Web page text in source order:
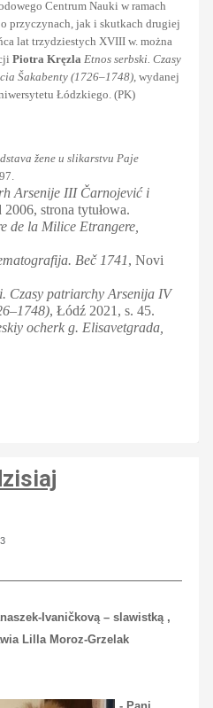
Centrum Nauki w ramach
przyczynach, jak i skutkach drugiej
lat trzydziestych XVIII w. można
Piotra Kręzla Etnos serbski. Czasy
Šakabenty (1726–1748) , wydanej
Łódzkiego. (PK)
žene u slikarstvu Paje
Arsenije III Čarnojević i
2006, strona tytułowa.
de la Milice Etrangere,
Beč 1741, Novi
Czasy patriarchy Arsenija IV
, Łódź 2021, s. 45.
ocherk g. Elisavetgrada,
Ivaničkovą – slawistką ,
Lilla Moroz-Grzelak